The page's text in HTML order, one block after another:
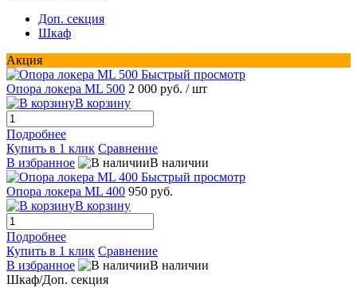
Доп. секция
Шкаф
Акция
Быстрый просмотр
Опора локера ML 500 2 000 руб. / шт
В корзину
Подробнее
Купить в 1 клик Сравнение
В избранное
В наличии
Быстрый просмотр
Опора локера ML 400 950 руб.
В корзину
Подробнее
Купить в 1 клик Сравнение
В избранное
В наличии
Шкаф/Доп. секция